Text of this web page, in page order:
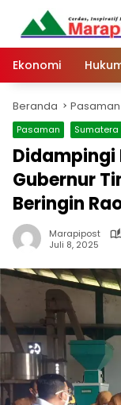
Langsung
konten
Ekonomi
Beranda Pasaman
Pasaman Sumatera
Didampingi
Gubernur
Beringin
Marapipost
Juli 8, 2025